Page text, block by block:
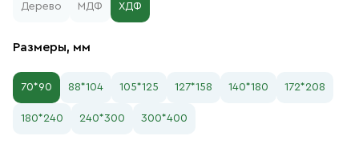
Дерево МДФ ХДФ
Размеры, мм
70*90 88*104 105*125 127*158 140*180 172*208
180*240 240*300 300*400